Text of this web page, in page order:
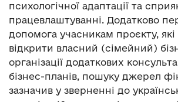
психологiчної адаптацiї та
працевлаштуванні. Додатково
допомога учасникам проєкту,
відкрити власний (сімейний)
організації додаткових
бізнес-планів, пошуку джерел
зазначив у зверненні до